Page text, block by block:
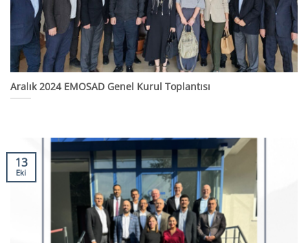
Aralık 2024 EMOSAD Genel Kurul Toplantısı
13
Eki